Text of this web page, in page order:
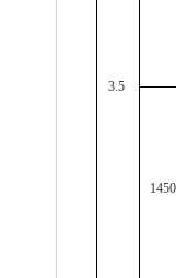
3.5
1450